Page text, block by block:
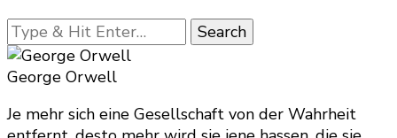
Looking
for
Something?
George Orwell
Je mehr sich eine Gesellschaft von der Wahrheit